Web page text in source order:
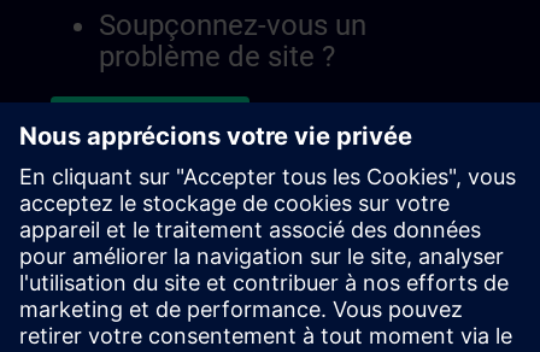
Soupçonnez-vous un
problème de site ?